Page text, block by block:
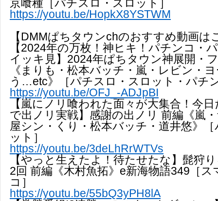
京喰種［パチスロ・スロット］
https://youtu.be/HopkX8YSTWM
【DMMぱちタウンchのおすすめ動画は
【2024年の万枚！神ヒキ！パチンコ・
イッキ見】2024年ぱちタウン神展開・
《まりも・松本バッチ・嵐・レビン・
う…etc》［パチスロ・スロット・パチ
https://youtu.be/OFJ_-ADJpBI
【嵐にノリ喰われた面々が大集合！今
で出ノリ実戦】感謝の出ノリ 前編《嵐
屋シン・くり・松本バッチ・道井悠》
ット］
https://youtu.be/3deLhRrWTVs
【やっと生えたよ！待たせたな】髭狩
2回 前編《木村魚拓》e新海物語349［
コ］
https://youtu.be/55bQ3yPH8lA